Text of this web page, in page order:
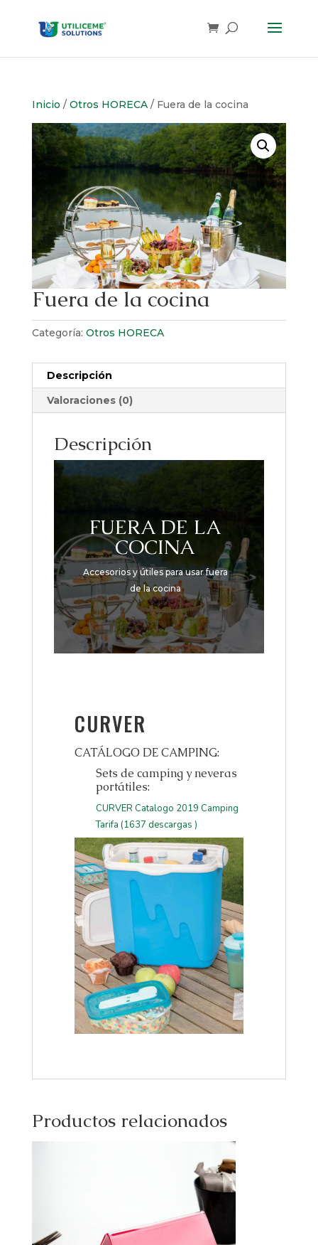
Inicio / Otros HORECA/ Fuera de la cocina
Fuera de la cocina
Categoría: Otros HORECA
Descripción
Valoraciones (0)
Descripción
FUERA DE LA
COCINA
Accesorios y útiles para usar fuera
de la cocina
CURVER
CATÁLOGO DE CAMPING:
Sets de camping y neveras
portátiles:
CURVER Catalogo 2019 Camping
Tarifa (1637 descargas )
Productos relacionados